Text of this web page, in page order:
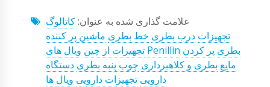
علامت گذاری شده به عنوان:کاتالوگ
تجهیزات درب بطری خط بطری ماشین پر کننده
تجهیزات از چین ویال های Penillin بطری پر کردن
مایع بطری و کلاهبرداری چوب پنبه بطری دستگاه
دارویی تجهیزات دارویی ویال ها